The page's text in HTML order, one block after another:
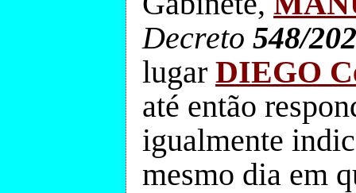
Decreto 548/
lugar DIEGO
até então
igualmente
mesmo dia em